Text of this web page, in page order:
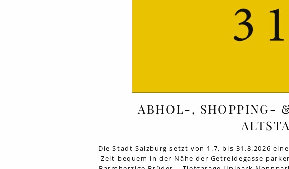
ABHOL-, SHOPPING-
Die Stadt Salzburg setzt von 1.7. bis 31.8.2026
Zeit bequem in der Nähe der Getreidegasse